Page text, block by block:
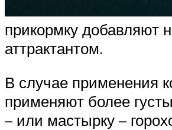
прикормку добавляют
аттрактантом.
В случае применения
применяют более
– или мастырку –